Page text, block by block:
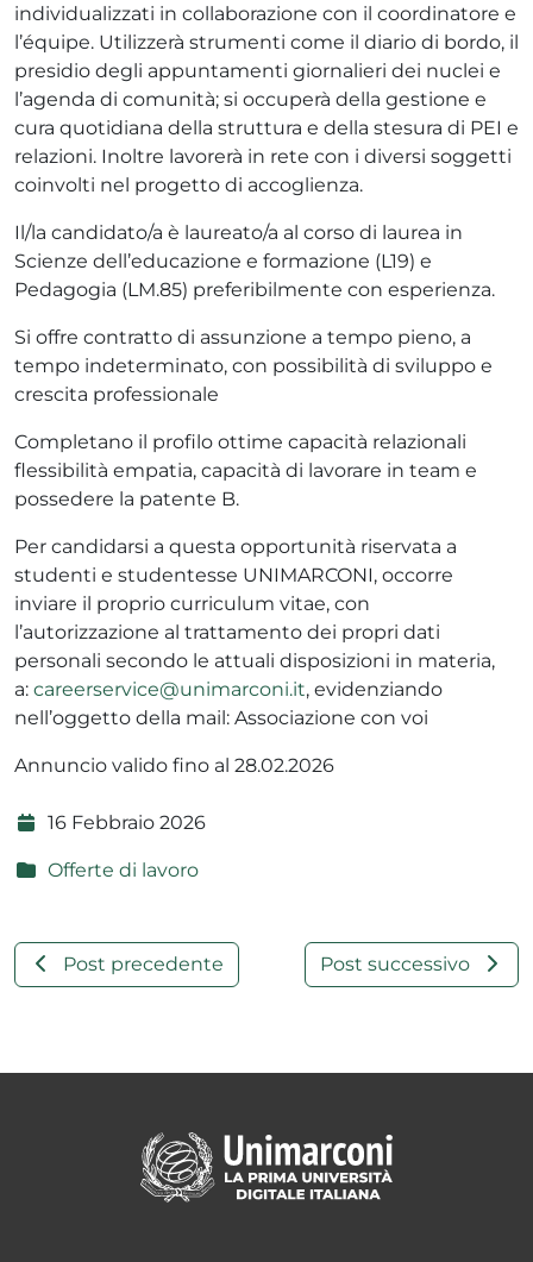
individualizzati in collaborazione con il coordinatore e
l’équipe. Utilizzerà strumenti come il diario di bordo, il
presidio degli appuntamenti giornalieri dei nuclei e
l’agenda di comunità; si occuperà della gestione e
cura quotidiana della struttura e della stesura di PEI e
relazioni. Inoltre lavorerà in rete con i diversi soggetti
coinvolti nel progetto di accoglienza.
Il/la candidato/a è laureato/a al corso di laurea in
Scienze dell’educazione e formazione (L19) e
Pedagogia (LM.85) preferibilmente con esperienza.
Si offre contratto di assunzione a tempo pieno, a
tempo indeterminato, con possibilità di sviluppo e
crescita professionale
Completano il profilo ottime capacità relazionali
flessibilità empatia, capacità di lavorare in team e
possedere la patente B.
Per candidarsi a questa opportunità riservata a
studenti e studentesse UNIMARCONI, occorre
inviare il proprio curriculum vitae, con
l’autorizzazione al trattamento dei propri dati
personali secondo le attuali disposizioni in materia,
a: careerservice@unimarconi.it, evidenziando
nell’oggetto della mail: Associazione con voi
Annuncio valido fino al 28.02.2026
16 Febbraio 2026
Offerte di lavoro
Post precedente Post successivo